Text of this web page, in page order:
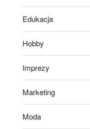
Edukacja
Hobby
Imprezy
Marketing
Moda